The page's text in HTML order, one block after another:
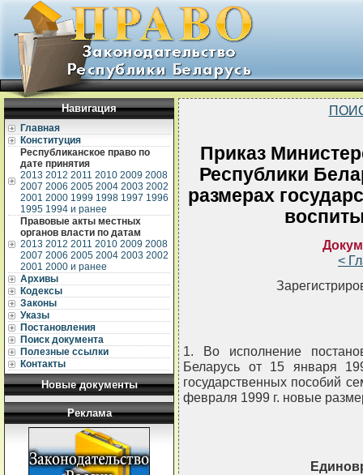
Навигация
Главная
Конституция
Республиканское право по
дате принятия
2013 2012 2011 2010 2009 2008
2007 2006 2005 2004 2003 2002
2001 2000 1999 1998 1997 1996
1995 1994 и ранее
Правовые акты местных
органов власти по датам
2013 2012 2011 2010 2009 2008
2007 2006 2005 2004 2003 2002
2001 2000 и ранее
Архивы
Кодексы
Законы
Указы
Постановления
Поиск документа
Полезные ссылки
Контакты
Новые документы
Реклама
Приказ
Республики
размерах
<
1. Во исполнение
Беларусь от 15 января
государственных пособий
февраля 1999 г. новые